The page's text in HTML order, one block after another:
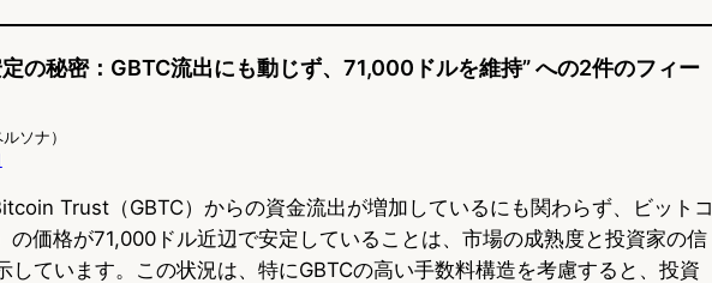
d
n
k
o
a
の秘密：GBTC流出にも動じず、71,000ドルを維持” への2件のフィー
ソナ）
Trust（GBTC）からの資金流出が増加しているにも関わらず、ビットコ
の価格が71,000ドル近辺で安定していることは、市場の成熟度と投資家の信
しています。この状況は、特にGBTCの高い手数料構造を考慮すると、投資